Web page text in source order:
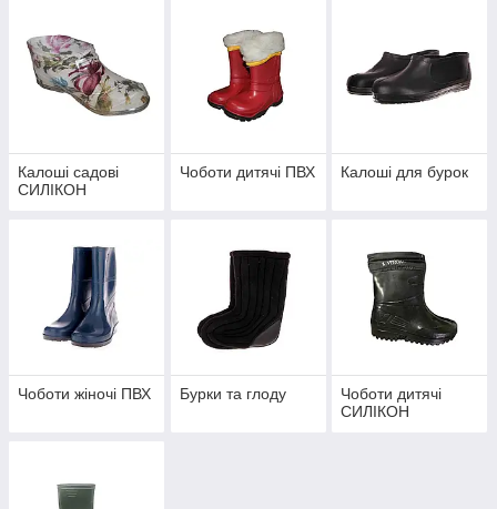
Калоші садові
СИЛІКОН
Чоботи дитячі ПВХ Калоші для бурок
Чоботи жіночі ПВХ Бурки та глоду
Чоботи дитячі
СИЛІКОН